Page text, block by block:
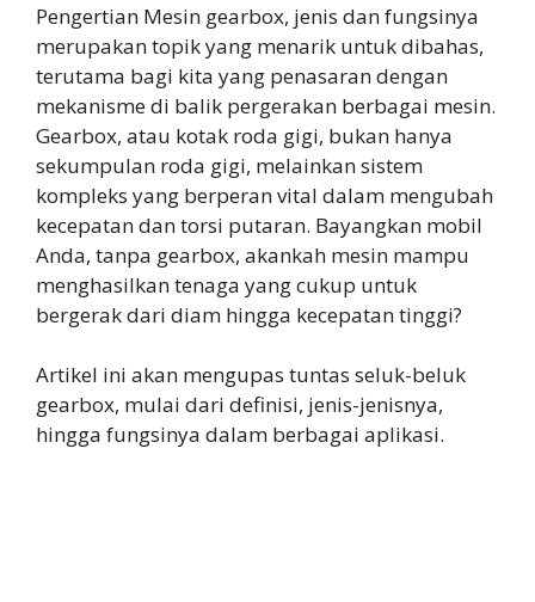
Pengertian Mesin gearbox, jenis dan fungsinya
merupakan topik yang menarik untuk dibahas,
terutama bagi kita yang penasaran dengan
mekanisme di balik pergerakan berbagai mesin.
Gearbox, atau kotak roda gigi, bukan hanya
sekumpulan roda gigi, melainkan sistem
kompleks yang berperan vital dalam mengubah
kecepatan dan torsi putaran. Bayangkan mobil
Anda, tanpa gearbox, akankah mesin mampu
menghasilkan tenaga yang cukup untuk
bergerak dari diam hingga kecepatan tinggi?
Artikel ini akan mengupas tuntas seluk-beluk
gearbox, mulai dari definisi, jenis-jenisnya,
hingga fungsinya dalam berbagai aplikasi.